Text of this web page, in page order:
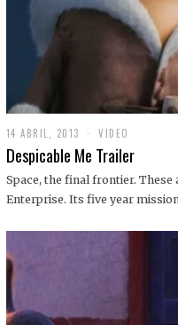
14 ABRIL, 2013
9
D
C
I
1
VIDEO
Despicable Me Trailer
Space, the final frontier.
Enterprise. Its five year